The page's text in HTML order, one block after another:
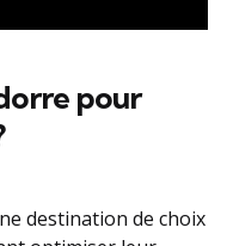
pour
destination de choix